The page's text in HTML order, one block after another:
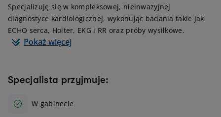
Specjalizuję się w kompleksowej, nieinwazyjnej
diagnostyce kardiologicznej, wykonując badania takie jak
ECHO serca, Holter, EKG i RR oraz próby wysiłkowe.
Pokaż więcej
Specjalista przyjmuje:
W gabinecie